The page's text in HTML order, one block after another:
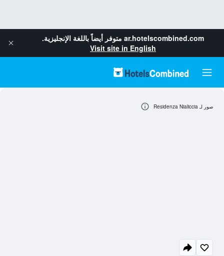
ar.hotelscombined.com متوفر أيضاً باللغة الإنجليزية.
Visit site in English
صور لـ Residenza Nialiccia